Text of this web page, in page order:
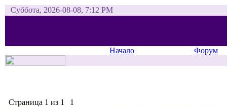
Суббота, 2026-08-08, 7:12 PM
Начало Форум
Страница 1 из 1
1